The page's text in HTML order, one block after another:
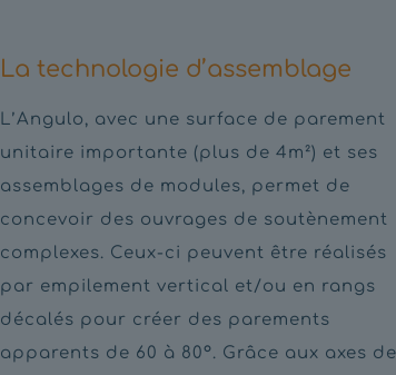
La technologie d’assemblage
L’Angulo, avec une surface de parement
unitaire importante (plus de 4m²) et ses
assemblages de modules, permet de
concevoir des ouvrages de soutènement
complexes. Ceux-ci peuvent être réalisés
par empilement vertical et/ou en rangs
décalés pour créer des parements
apparents de 60 à 80°. Grâce aux axes de